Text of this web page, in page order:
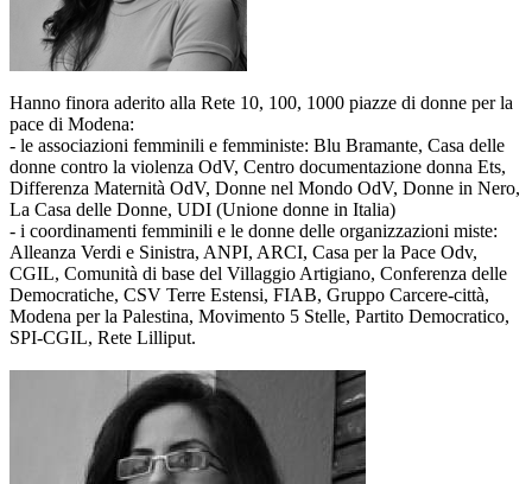
Hanno finora aderito alla Rete 10, 100, 1000 piazze di donne per la
pace di Modena:
- le associazioni femminili e femministe: Blu Bramante, Casa delle
donne contro la violenza OdV, Centro documentazione donna Ets,
Differenza Maternità OdV, Donne nel Mondo OdV, Donne in Nero,
La Casa delle Donne, UDI (Unione donne in Italia)
- i coordinamenti femminili e le donne delle organizzazioni miste:
Alleanza Verdi e Sinistra, ANPI, ARCI, Casa per la Pace Odv,
CGIL, Comunità di base del Villaggio Artigiano, Conferenza delle
Democratiche, CSV Terre Estensi, FIAB, Gruppo Carcere-città,
Modena per la Palestina, Movimento 5 Stelle, Partito Democratico,
SPI-CGIL, Rete Lilliput.